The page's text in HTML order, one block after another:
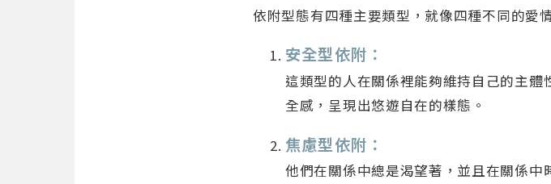
依附型態有四種主要類型，就像四種不同的愛
安全型依附：
這類型的人在關係裡能夠維持自己的主
全感，呈現出悠遊自在的樣態。
焦慮型依附：
他們在關係中總是渴望著，並且在關係